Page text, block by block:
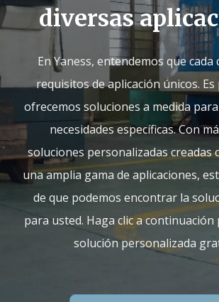
diversas
En Yaness, entendemos que
requisitos de aplicación únicos.
ofrecemos soluciones a medida
necesidades específicas. Con
soluciones personalizadas creadas
una amplia gama de aplicaciones,
de que podemos encontrar la
para usted. Haga clic a
solución personalizada